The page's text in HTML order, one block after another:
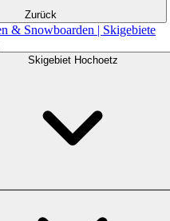
Zurück
& Snowboarden | Skigebiete
Skigebiet Hochoetz